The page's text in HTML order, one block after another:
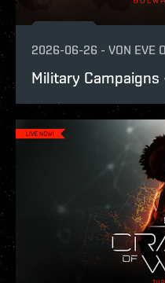
2026-06-26 - VON EVE
Military Campaigns